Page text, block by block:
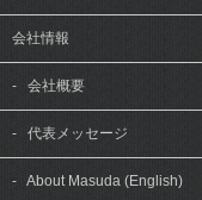
会社情報
- 会社概要
- 代表メッセージ
- About Masuda (English)